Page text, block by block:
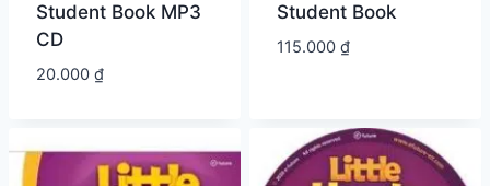
Student Book MP3
CD
20.000 ₫
Student Book
115.000 ₫